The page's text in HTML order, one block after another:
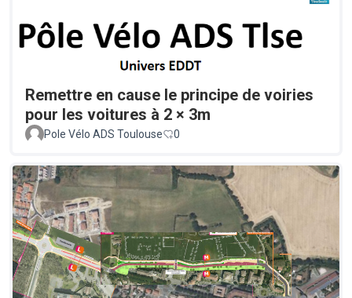
Remettre en cause le principe de voiries
pour les voitures à 2 × 3m
Pole Vélo ADS Toulouse 0